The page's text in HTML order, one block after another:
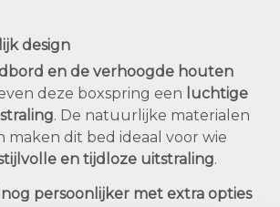
design
en de verhoogde houten
deze boxspring een luchtige
. De natuurlijke materialen
maken dit bed ideaal voor wie
en tijdloze uitstraling.
persoonlijker met extra opties